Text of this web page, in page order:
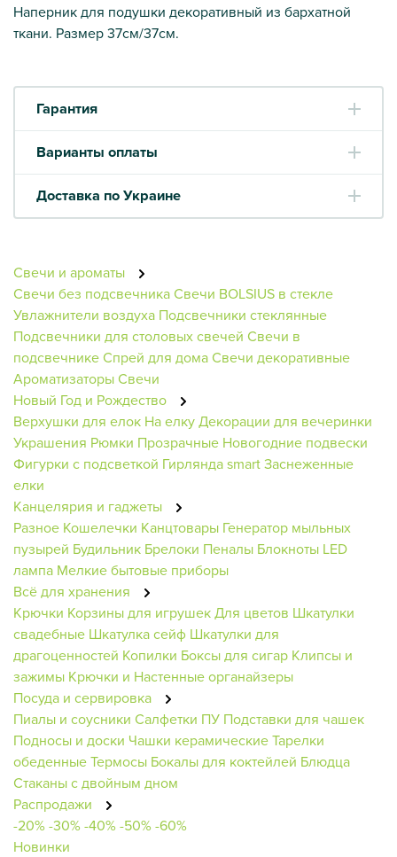
Наперник для подушки декоративный из бархатной
ткани. Размер 37см/37см.
Гарантия
Варианты оплаты
Доставка по Украине
Свечи и ароматы
Свечи без подсвечникаСвечи BOLSIUS в стекле
Увлажнители воздуха Подсвечники стеклянные
Подсвечники для столовых свечей Свечи в
подсвечникеСпрей для домаСвечи декоративные
АроматизаторыСвечи
Новый Год и Рождество
Верхушки для елок На елкуДекорации для вечеринки
Украшения Рюмки Прозрачные Новогодние подвески
Фигурки с подсветкой Гирлянда smartЗаснеженные
елки
Канцелярия и гаджеты
Разное Кошелечки Канцтовары Генератор мыльных
пузырей Будильник Брелоки Пеналы Блокноты LED
лампа Мелкие бытовые приборы
Всё для хранения
Крючки Корзины для игрушекДля цветов Шкатулки
свадебные Шкатулка сейф Шкатулки для
драгоценностей Копилки Боксы для сигар Клипсы и
зажимы Крючки и Настенные органайзеры
Посуда и сервировка
Пиалы и соусники Салфетки ПУ Подставки для чашек
Подносы и доски Чашки керамическиеТарелки
обеденныеТермосы Бокалы для коктейлей Блюдца
Стаканы с двойным дном
Распродажи
-20%-30%-40%-50%-60%
Новинки